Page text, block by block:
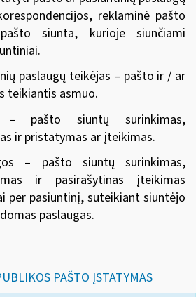
reklaminė pašto
siunta, kurioje siunčiami
paslaugų teikėjas – pašto ir / ar
teikiantis asmuo.
– pašto siuntų surinkimas,
ir pristatymas ar įteikimas.
– pašto siuntų surinkimas,
ir pasirašytinas įteikimas
per pasiuntinį, suteikiant siuntėjo
paslaugas.
PAŠTO ĮSTATYMAS